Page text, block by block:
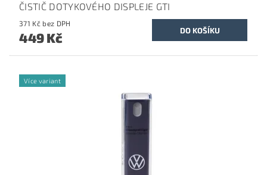
ČISTIČ DOTYKOVÉHO DISPLEJE GTI
371 Kč bez DPH
449 Kč
Více variant